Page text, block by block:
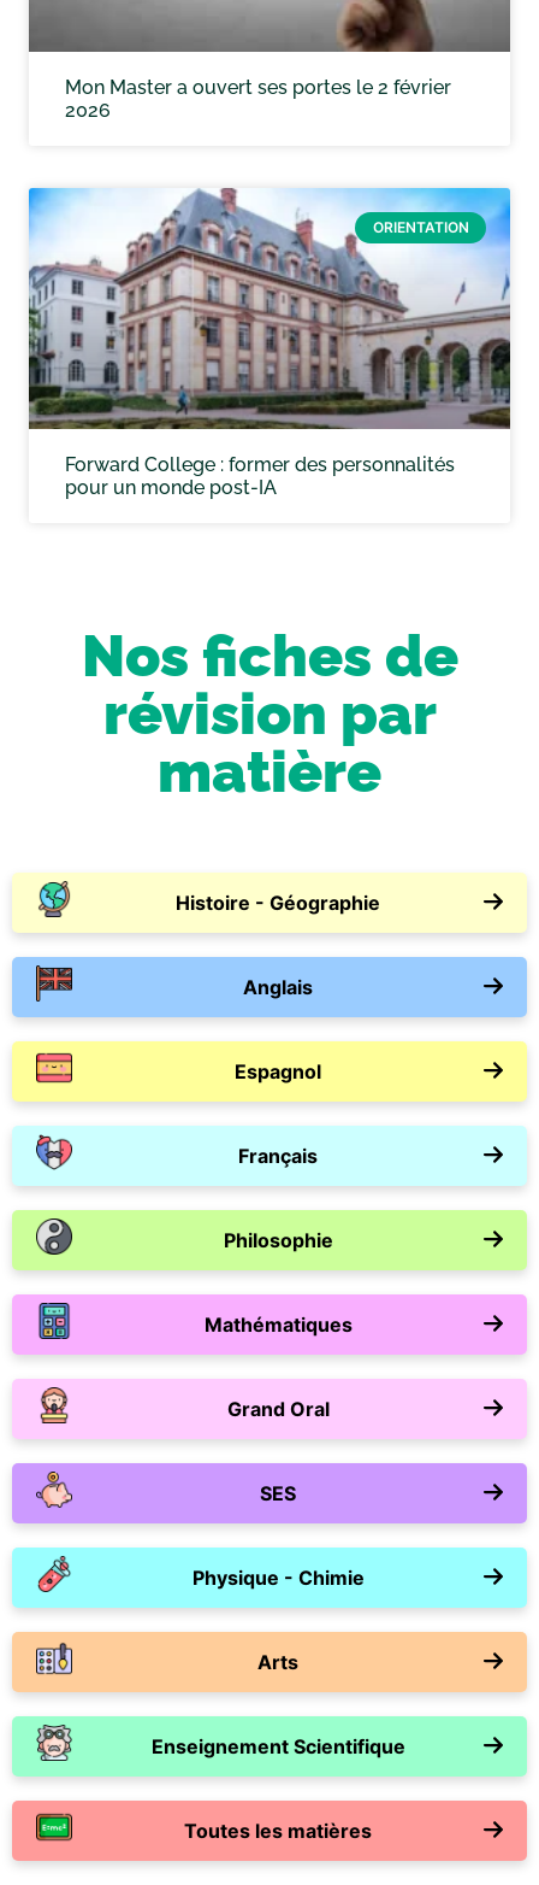
Mon Master a ouvert ses portes le 2 février
2026
ORIENTATION
Forward College : former des personnalités
pour un monde post-IA
Nos fiches de
révision par
matière
Histoire - Géographie
Anglais
Espagnol
Français
Philosophie
Mathématiques
Grand Oral
SES
Physique - Chimie
Arts
Enseignement Scientifique
Toutes les matières